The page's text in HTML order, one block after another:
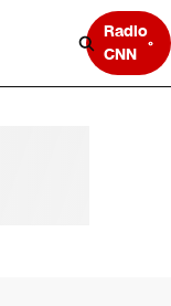
Radio
CNN